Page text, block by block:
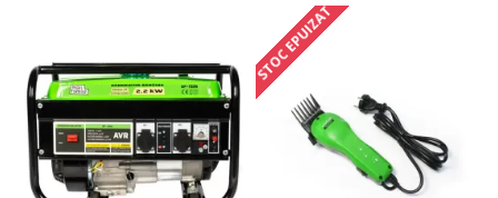
STOC EPUIZAT